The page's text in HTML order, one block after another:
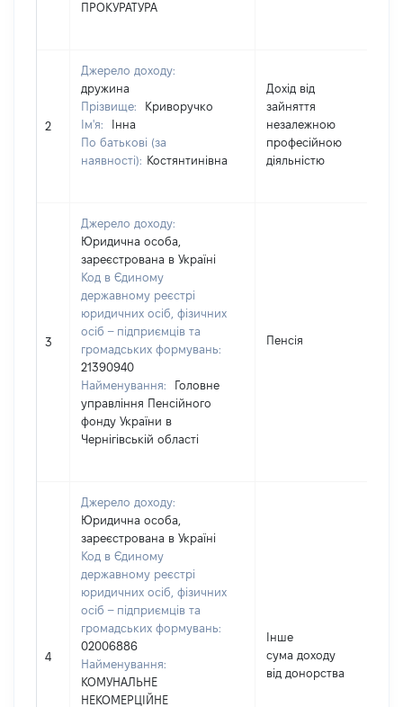
ПРОКУРАТУРА
2
Джерело доходу:
дружина
Прізвище:
Криворучко
Ім'я:
Інна
По батькові (за
наявності): Костянтинівна
Дохід від
зайняття
незалежною
професійною
діяльністю
3
Джерело доходу:
Юридична особа,
зареєстрована в Україні
Код в Єдиному
державному реєстрі
юридичних осіб, фізичних
осіб – підприємців та
громадських формувань:
21390940
Найменування:
Головне
управління Пенсійного
фонду України в
Чернігівській області
Пенсія
4
Джерело доходу:
Юридична особа,
зареєстрована в Україні
Код в Єдиному
державному реєстрі
юридичних осіб, фізичних
осіб – підприємців та
громадських формувань:
02006886
Найменування:
КОМУНАЛЬНЕ
НЕКОМЕРЦІЙНЕ
Інше
сума доходу
від донорства